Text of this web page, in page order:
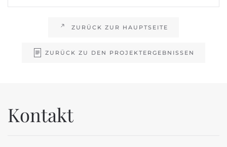
ZURÜCK ZUR HAUPTSEITE
ZURÜCK ZU DEN PROJEKTERGEBNISSEN
Kontakt